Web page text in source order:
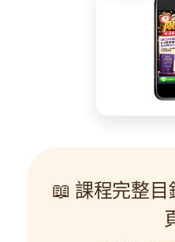
📖 課程完整